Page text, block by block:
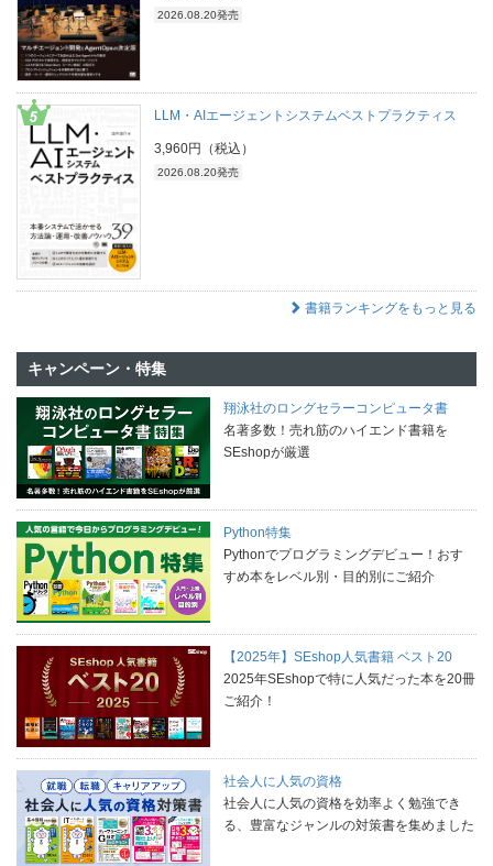
2026.08.20発売
LLM・AIエージェントシステムベストプラクティス
3,960円（税込）
2026.08.20発売
書籍ランキングをもっと見る
キャンペーン・特集
翔泳社のロングセラーコンピュータ書
名著多数！売れ筋のハイエンド書籍を
SEshopが厳選
Python特集
Pythonでプログラミングデビュー！おす
すめ本をレベル別・目的別にご紹介
【2025年】SEshop人気書籍 ベスト20
2025年SEshopで特に人気だった本を20冊
ご紹介！
社会人に人気の資格
社会人に人気の資格を効率よく勉強でき
る、豊富なジャンルの対策書を集めました